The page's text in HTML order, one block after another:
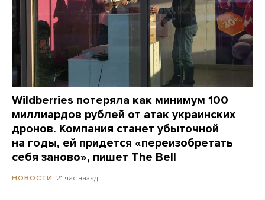
Wildberries потеряла как минимум 100
миллиардов рублей от атак украинских
дронов. Компания станет убыточной
на годы, ей придется «переизобретать
себя заново», пишет The Bell
НОВОСТИ 21 час назад